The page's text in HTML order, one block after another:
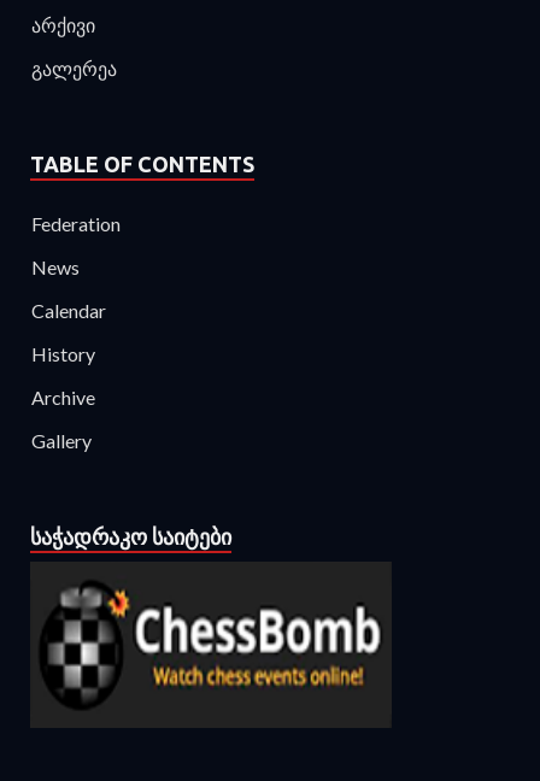
არქივი
გალერეა
TABLE OF CONTENTS
Federation
News
Calendar
History
Archive
Gallery
ᲡᲐᲭᲐᲓᲠᲐᲙᲝ ᲡᲐᲘᲢᲔᲑᲘ